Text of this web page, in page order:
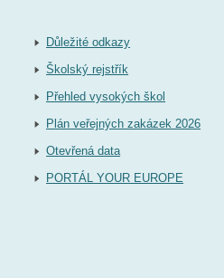
Důležité odkazy
Školský rejstřík
Přehled vysokých škol
Plán veřejných zakázek 2026
Otevřená data
PORTÁL YOUR EUROPE